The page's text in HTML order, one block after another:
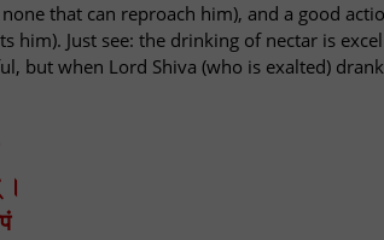
that can reproach him), and a good
him). Just see: the drinking of nectar is
but when Lord Shiva (who is exalted)
।